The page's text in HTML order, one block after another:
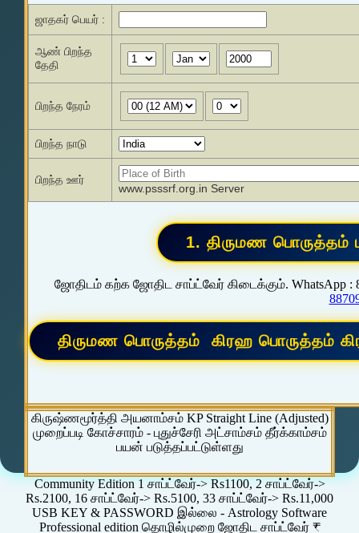
ஜாதகர் பெயர் :
ஆண் பிறந்த
தேதி
பிறந்த நேரம்
பிறந்த நாடு
பிறந்த ஊர்
www.psssrf.org.in Server
ஜோதிடம் கற்க ஜோதிட சாப்ட்வேர் கிடைக்கும். WhatsApp :
கிருஷ்ணமூர்த்தி அயனாம்சம் KP Straight Line (Adjusted)
முறைப்படி கோச்சாரம் - புதுச்சேரி அட்சாம்சம் தீர்க்காம்சம்
பயன் படுத்தப்பட்டுள்ளது
Community Edition 1 சாப்ட்வேர்-> Rs1100, 2 சாப்ட்வேர்->
Rs.2100, 16 சாப்ட்வேர்-> Rs.5100, 33 சாப்ட்வேர்-> Rs.11,000
USB KEY & PASSWORD இல்லை - Astrology Software
Professional edition தொழில்முறை ஜோதிட சாப்ட்வேர் ₹